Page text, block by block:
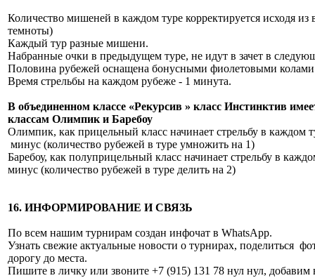
Количество мишеней в каждом туре корректируется исходя
темноты)
Каждый тур разные мишени.
Набранные очки в предыдущем туре, не идут в зачет в
Половина рубежей оснащена бонусными фиолетовыми
Время стрельбы на каждом рубеже - 1 минута.
В объединенном классе «Рекурсив » класс Инстинктив
классам Олимпик и Баребоу
Олимпик, как прицельный класс начинает стрельбу в каждом
минус (количество рубежей в туре умножить на 1)
Баребоу, как полуприцельный класс начинает стрельбу в
минус (количество рубежей в туре делить на 2)
16. ИНФОРМИРОВАНИЕ И СВЯЗЬ
По всем нашим турнирам создан инфочат в WhatsApp.
Узнать свежие актуальные новости о турнирах, поделиться
дорогу до места.
Пишите в личку или звоните +7 (915) 131 78 нул нул, добавим